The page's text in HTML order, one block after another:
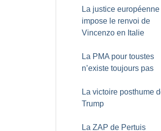
La justice européenne
impose le renvoi de
Vincenzo en Italie
La PMA pour toustes
n’existe toujours pas
La victoire posthume
Trump
La ZAP de Pertuis